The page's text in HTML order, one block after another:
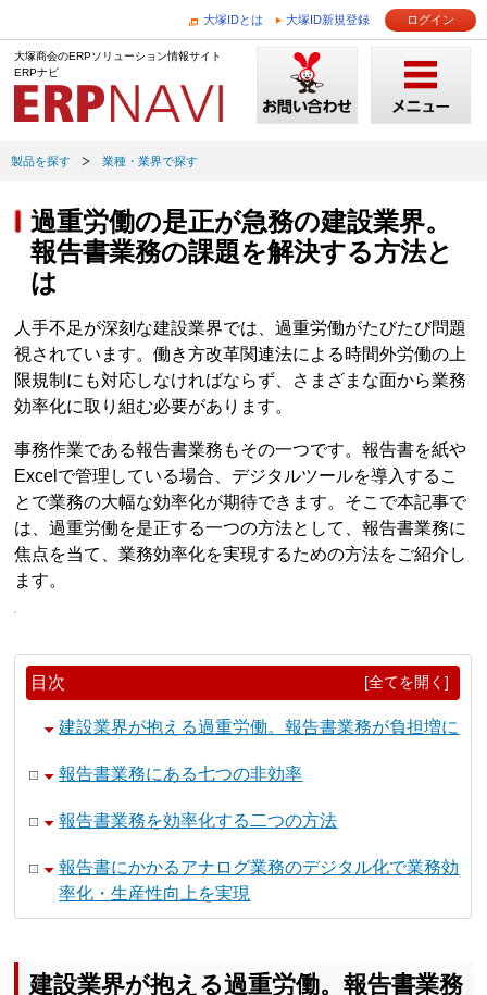
大塚IDとは 大塚ID新規登録 ログイン
大塚商会のERPソリューション情報サイト
ERPナビ
製品を探す 業種・業界で探す
過重労働の是正が急務の建設業界。
報告書業務の課題を解決する方法と
は
人手不足が深刻な建設業界では、過重労働がたびたび問題
視されています。働き方改革関連法による時間外労働の上
限規制にも対応しなければならず、さまざまな面から業務
効率化に取り組む必要があります。
事務作業である報告書業務もその一つです。報告書を紙や
Excelで管理している場合、デジタルツールを導入するこ
とで業務の大幅な効率化が期待できます。そこで本記事で
は、過重労働を是正する一つの方法として、報告書業務に
焦点を当て、業務効率化を実現するための方法をご紹介し
ます。
目次 [全てを開く]
建設業界が抱える過重労働。報告書業務が負担増に
報告書業務にある七つの非効率
報告書業務を効率化する二つの方法
報告書にかかるアナログ業務のデジタル化で業務効
率化・生産性向上を実現
建設業界が抱える過重労働。報告書業務